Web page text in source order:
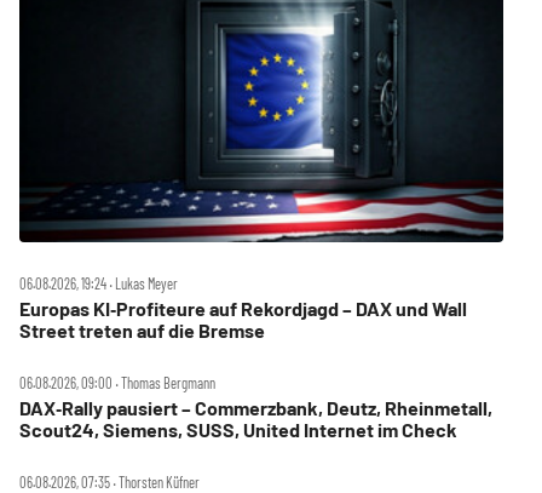
06.08.2026, 19:24 ‧ Lukas Meyer
Europas KI‑Profiteure auf Rekordjagd – DAX und Wall
Street treten auf die Bremse
06.08.2026, 09:00 ‧ Thomas Bergmann
DAX‑Rally pausiert – Commerzbank, Deutz, Rheinmetall,
Scout24, Siemens, SUSS, United Internet im Check
06.08.2026, 07:35 ‧ Thorsten Küfner